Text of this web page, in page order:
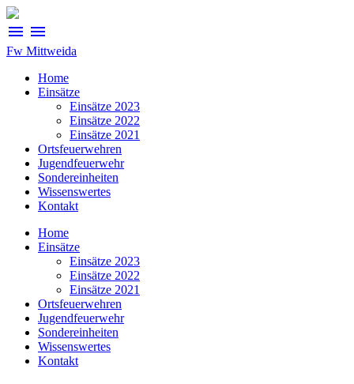
menu menu
Fw Mittweida
Home
Einsätze
Einsätze 2023
Einsätze 2022
Einsätze 2021
Ortsfeuerwehren
Jugendfeuerwehr
Sondereinheiten
Wissenswertes
Kontakt
Home
Einsätze
Einsätze 2023
Einsätze 2022
Einsätze 2021
Ortsfeuerwehren
Jugendfeuerwehr
Sondereinheiten
Wissenswertes
Kontakt